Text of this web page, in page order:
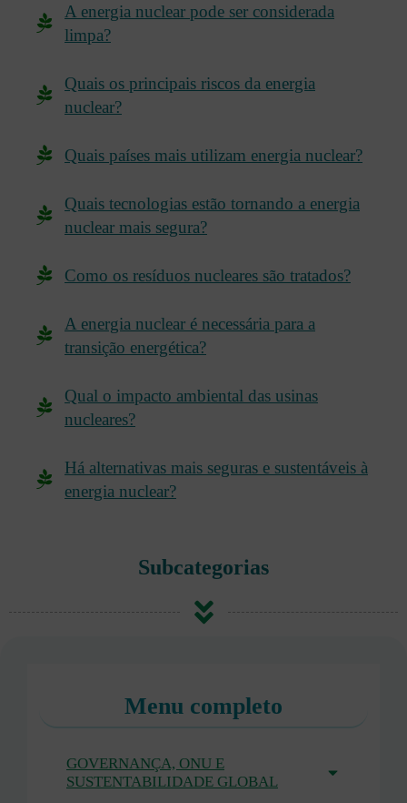
A energia nuclear pode ser considerada
limpa?
Quais os principais riscos da energia
nuclear?
Quais países mais utilizam energia nuclear?
Quais tecnologias estão tornando a energia
nuclear mais segura?
Como os resíduos nucleares são tratados?
A energia nuclear é necessária para a
transição energética?
Qual o impacto ambiental das usinas
nucleares?
Há alternativas mais seguras e sustentáveis à
energia nuclear?
Subcategorias
Menu completo
GOVERNANÇA, ONU E
SUSTENTABILIDADE GLOBAL